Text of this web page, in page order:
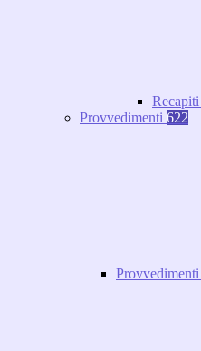
Provvedimenti 622